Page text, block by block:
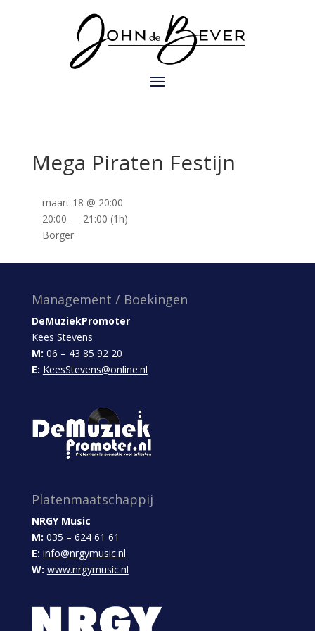
Mega Piraten Festijn
maart 18 @ 20:00
20:00 — 21:00 (1h)
Borger
Management / Boekingen
DeMuziekPromoter
Kees Stevens
M: 06 – 43 85 92 20
E: KeesStevens@online.nl
Platenmaatschappij
NRGY Music
M: 035 – 624 61 61
E: info@nrgymusic.nl
W: www.nrgymusic.nl